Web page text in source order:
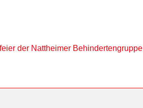
der Nattheimer Behindertengruppe